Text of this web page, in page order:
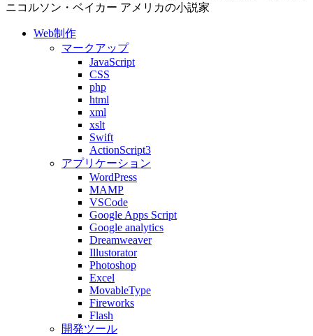
ニコルソン・ベイカー アメリカの小説家
Web制作
マークアップ
JavaScript
CSS
php
html
xml
xslt
Swift
ActionScript3
アプリケーション
WordPress
MAMP
VSCode
Google Apps Script
Google analytics
Dreamweaver
Illustorator
Photoshop
Excel
MovableType
Fireworks
Flash
開発ツール